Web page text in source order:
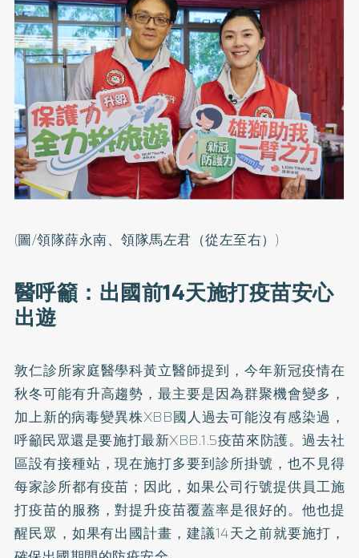
(圖/領隊薛永南、領隊馬左君（從左至右）)
醫呼籲：出國前14天施打疫苗安心
出遊
敦仁診所家庭醫學科黃立醫師提到，今年新冠疫情在
秋冬可能有升高趨勢，最主要是因為群聚機會變多，
加上新的病毒變異株XBB國人過去可能沒有感染過，
呼籲民眾還是要施打最新XBB.1.5疫苗來防護。過去社
區設有接種站，現在施打多要到診所掛號，也不見得
每家診所都有疫苗；因此，如果公司行號提供員工施
打疫苗的服務，對提升疫苗覆蓋率是很好的。他也提
醒民眾，如果有出國計畫，建議14天之前就要施打，